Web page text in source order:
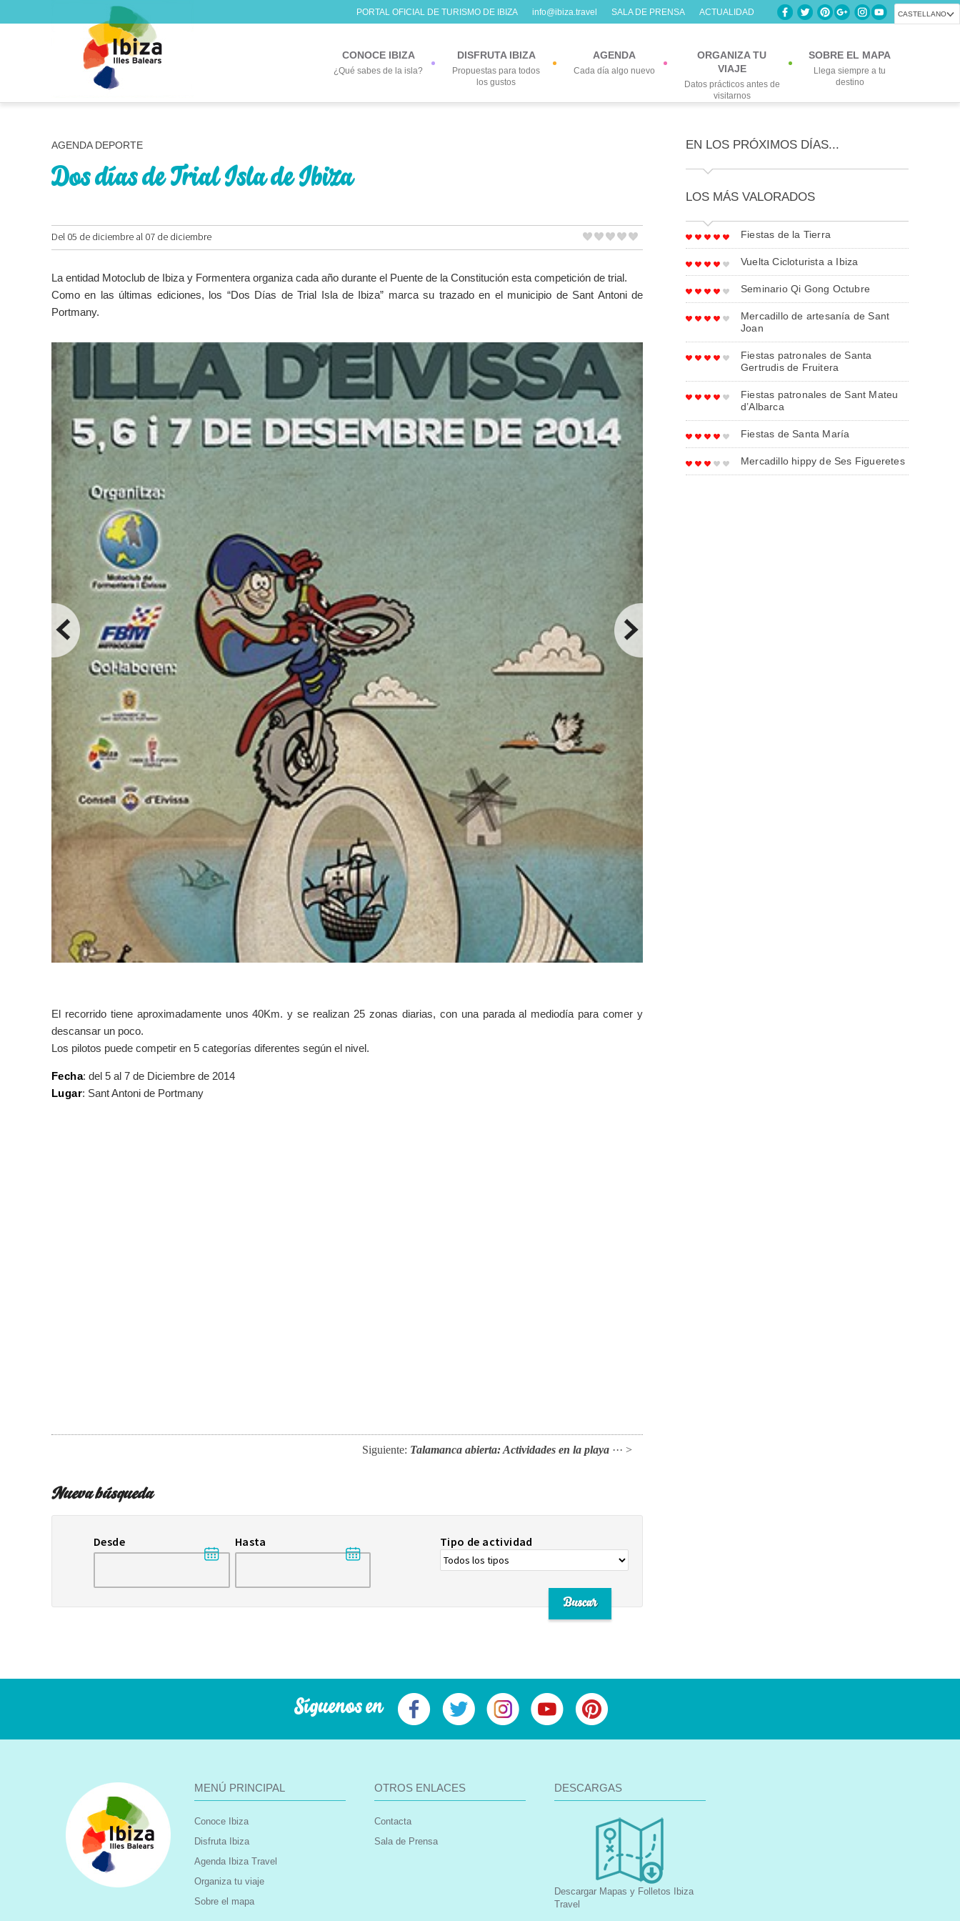
CASTELLANO
PORTAL OFICIAL DE TURISMO DE IBIZA info@ibiza.travel SALA DE PRENSA ACTUALIDAD
CONOCE IBIZA
¿Qué sabes de la isla?
DISFRUTA IBIZA
Propuestas para todos
los gustos
AGENDA
Cada día algo nuevo
ORGANIZA TU
VIAJE
Datos prácticos antes de
visitarnos
SOBRE EL MAPA
Llega siempre a tu
destino
AGENDA DEPORTE
Dos días de Trial Isla de Ibiza
Del 05 de diciembre al 07 de diciembre
La entidad Motoclub de Ibiza y Formentera organiza cada año durante el Puente de la Constitución esta competición de trial.
Como en las últimas ediciones, los “Dos Días de Trial Isla de Ibiza” marca su trazado en el municipio de Sant Antoni de
Portmany.
El recorrido tiene aproximadamente unos 40Km. y se realizan 25 zonas diarias, con una parada al mediodía para comer y
descansar un poco.
Los pilotos puede competir en 5 categorías diferentes según el nivel.
Fecha: del 5 al 7 de Diciembre de 2014
Lugar: Sant Antoni de Portmany
Siguiente: Talamanca abierta: Actividades en la playa ··· >
Nueva búsqueda
Desde Hasta Tipo de actividad
EN LOS PRÓXIMOS DÍAS...
LOS MÁS VALORADOS
Fiestas de la Tierra
Vuelta Cicloturista a Ibiza
Seminario Qi Gong Octubre
Mercadillo de artesanía de Sant
Joan
Fiestas patronales de Santa
Gertrudis de Fruitera
Fiestas patronales de Sant Mateu
d’Albarca
Fiestas de Santa María
Mercadillo hippy de Ses Figueretes
Síguenos en
MENÚ PRINCIPAL
Conoce Ibiza
Disfruta Ibiza
Agenda Ibiza Travel
Organiza tu viaje
Sobre el mapa
OTROS ENLACES
Contacta
Sala de Prensa
DESCARGAS
Descargar Mapas y Folletos Ibiza
Travel